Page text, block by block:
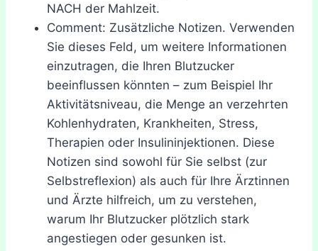
NACH der Mahlzeit.
Comment: Zusätzliche Notizen. Verwenden
Sie dieses Feld, um weitere Informationen
einzutragen, die Ihren Blutzucker
beeinflussen könnten – zum Beispiel Ihr
Aktivitätsniveau, die Menge an verzehrten
Kohlenhydraten, Krankheiten, Stress,
Therapien oder Insulininjektionen. Diese
Notizen sind sowohl für Sie selbst (zur
Selbstreflexion) als auch für Ihre Ärztinnen
und Ärzte hilfreich, um zu verstehen,
warum Ihr Blutzucker plötzlich stark
angestiegen oder gesunken ist.